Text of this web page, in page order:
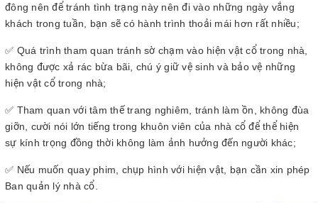
đông nên để tránh tình trạng này nên đi vào những ngày vắng
khách trong tuần, bạn sẽ có hành trình thoải mái hơn rất nhiều;
✅ Quá trình tham quan tránh sờ chạm vào hiện vật cổ trong nhà,
không được xả rác bừa bãi, chú ý giữ vệ sinh và bảo vệ những
hiện vật cổ trong nhà;
✅ Tham quan với tâm thế trang nghiêm, tránh làm ồn, không đùa
giỡn, cười nói lớn tiếng trong khuôn viên của nhà cổ để thể hiện
sự kính trọng đồng thời không làm ảnh hưởng đến người khác;
✅ Nếu muốn quay phim, chụp hình với hiện vật, bạn cần xin phép
Ban quản lý nhà cổ.